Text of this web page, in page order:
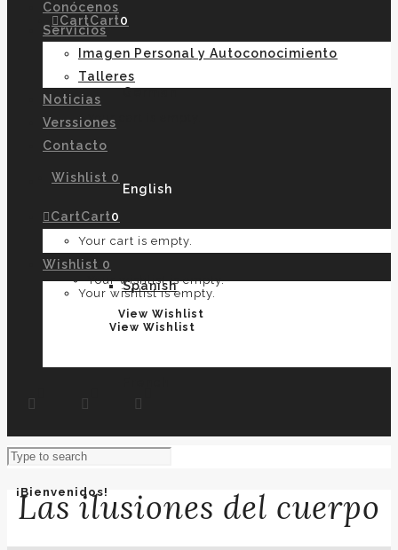
German
English
Spanish
¡Bienvenidos!
CartCart0
Your cart is empty.
Wishlist 0
Your wishlist is empty.
View Wishlist
Conócenos
Servicios
Imagen Personal y Autoconocimiento
Talleres
Noticias
Verssiones
Contacto
CartCart0
Your cart is empty.
Wishlist 0
Your wishlist is empty.
View Wishlist
Las ilusiones del cuerpo